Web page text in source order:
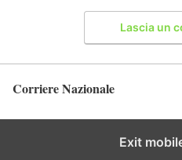
Lascia un
Corriere Nazionale
Exit